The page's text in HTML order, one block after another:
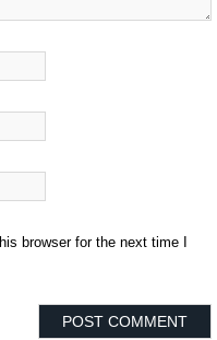
browser for the next time I